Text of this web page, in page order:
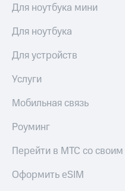
Для ноутбука мини
Для ноутбука
Для устройств
Услуги
Мобильная связь
Роуминг
Перейти в МТС со
Оформить eSIM